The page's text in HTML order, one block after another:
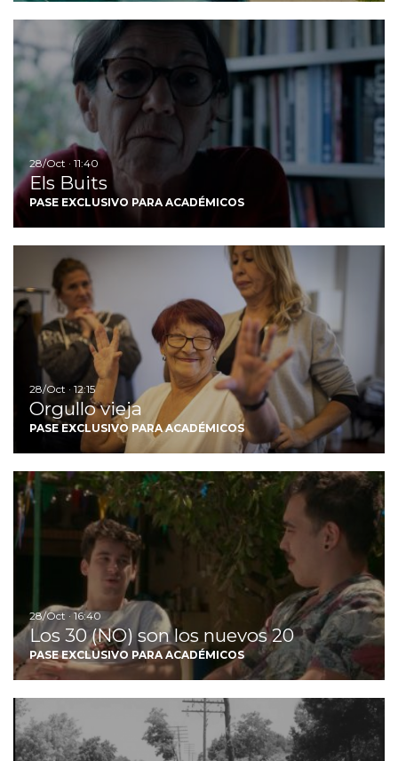
28/Oct · 11:40
Els Buits
PASE EXCLUSIVO PARA ACADÉMICOS
28/Oct · 12:15
Orgullo vieja
PASE EXCLUSIVO PARA ACADÉMICOS
28/Oct · 16:40
Los 30 (NO) son los nuevos 20
PASE EXCLUSIVO PARA ACADÉMICOS